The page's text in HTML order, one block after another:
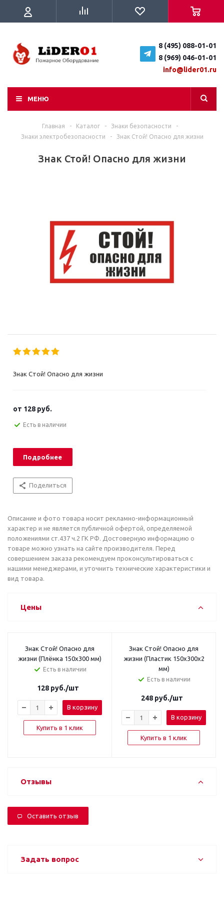
8 (495) 088-01-01
8 (969) 046-01-01
info@lider01.ru
МЕНЮ
Главная - Каталог - Знаки безопасности
-
Знаки электробезопасности
- Знак Стой! Опасно для жизни
Знак Стой! Опасно для жизни
Знак Стой! Опасно для жизни
от 128 руб.
Есть в наличии
Подробнее
Поделиться
Описание и фото товара носит рекламно-информационный
характер и не является публичной офертой, определяемой
положениями ст.437 ч.2 ГК РФ. Достоверную информацию о
товаре можно узнать на сайте производителя. Перед
совершением заказа рекомендуем проконсультироваться с
нашими менеджерами, и уточнить технические характеристики и
вид товара.
Цены
Знак Стой! Опасно для
жизни (Плёнка 150х300 мм)
Есть в наличии
128 руб./шт
В корзину
Купить в 1 клик
Знак Стой! Опасно для
жизни (Пластик 150х300х2
мм)
Есть в наличии
248 руб./шт
В корзину
Купить в 1 клик
Отзывы
Оставить отзыв
Задать вопрос